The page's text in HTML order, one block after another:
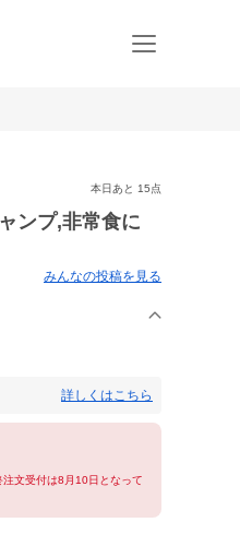
本日あと 15点
ンプ,非常食に
みんなの投稿を見る
詳しくはこちら
文受付は8月10日となって